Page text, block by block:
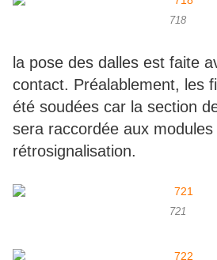
718
la pose des dalles est faite
contact. Préalablement, les
été soudées car la section
sera raccordée aux modules
rétrosignalisation.
721